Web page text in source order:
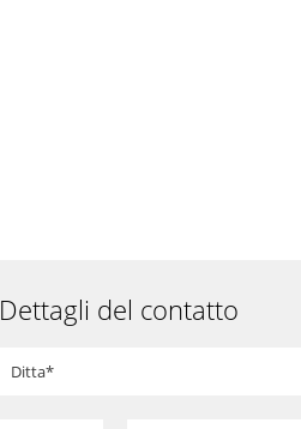
Dettagli del contatto